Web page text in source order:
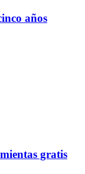
años
gratis